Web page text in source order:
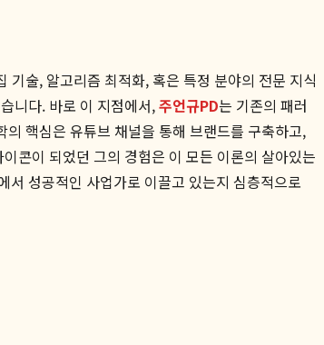
술, 알고리즘 최적화, 혹은 특정 분야의 전문 지식
니다. 바로 이 지점에서,주언규PD는 기존의 패러
핵심은 유튜브 채널을 통해 브랜드를 구축하고,
콘이 되었던 그의 경험은 이 모든 이론의 살아있는
서 성공적인 사업가로 이끌고 있는지 심층적으로